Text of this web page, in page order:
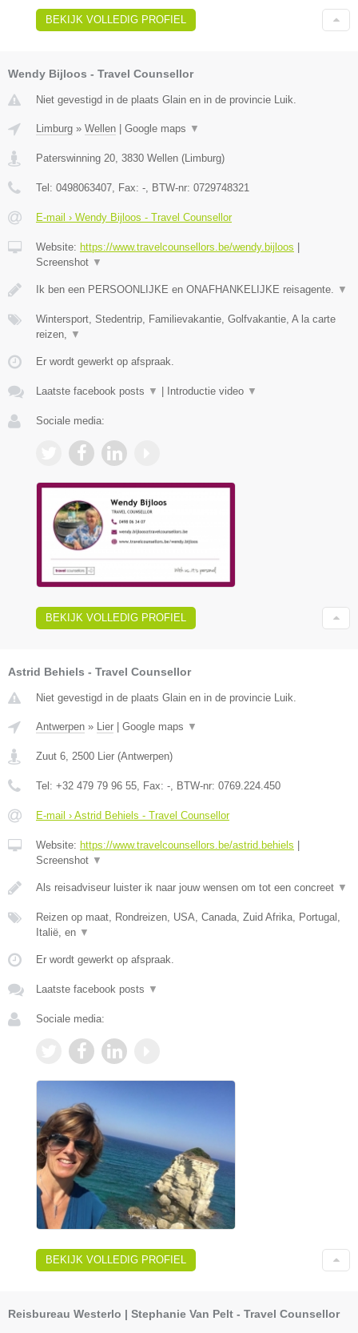
BEKIJK VOLLEDIG PROFIEL
Wendy Bijloos - Travel Counsellor
Niet gevestigd in de plaats Glain en in de provincie Luik.
Limburg » Wellen Google maps ▼
Paterswinning 20 3830 Wellen ( Limburg)
Tel: 0498063407 , Fax: - , BTW-nr: 0729748321
E-mail › Wendy Bijloos - Travel Counsellor
Website: https://www.travelcounsellors.be/wendy.bijloos
Screenshot ▼
Ik ben een PERSOONLIJKE en ONAFHANKELIJKE reisagente. ▼
Wintersport, Stedentrip, Familievakantie, Golfvakantie, A la carte
reizen,
▼
Er wordt gewerkt op afspraak.
Laatste facebook posts ▼ Introductie video ▼
Sociale media:
BEKIJK VOLLEDIG PROFIEL
Astrid Behiels - Travel Counsellor
Niet gevestigd in de plaats Glain en in de provincie Luik.
Antwerpen » Lier Google maps ▼
Zuut 6 2500 Lier (Antwerpen)
Tel: +32 479 79 96 55 , Fax: - , BTW-nr: 0769.224.450
E-mail › Astrid Behiels - Travel Counsellor
Website: https://www.travelcounsellors.be/astrid.behiels
Screenshot ▼
Als reisadviseur luister ik naar jouw wensen om tot een concreet ▼
Reizen op maat, Rondreizen, USA, Canada, Zuid Afrika, Portugal,
Italië, en ▼
Er wordt gewerkt op afspraak.
Laatste facebook posts ▼
Sociale media:
BEKIJK VOLLEDIG PROFIEL
Reisbureau Westerlo | Stephanie Van Pelt - Travel Counsellor